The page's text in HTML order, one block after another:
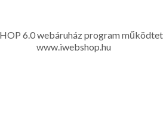
6.0 webáruház program
www.iwebshop.hu